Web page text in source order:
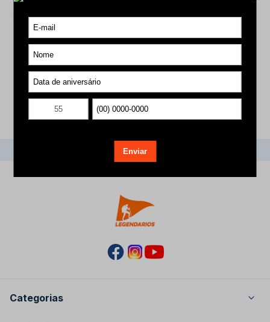
Produto indisponível
Avise-me
Voltar ao topo
Categorias